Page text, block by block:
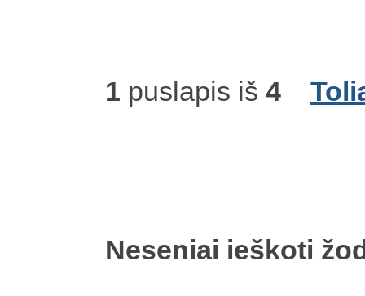
1 puslapis iš 4
Neseniai ieškoti